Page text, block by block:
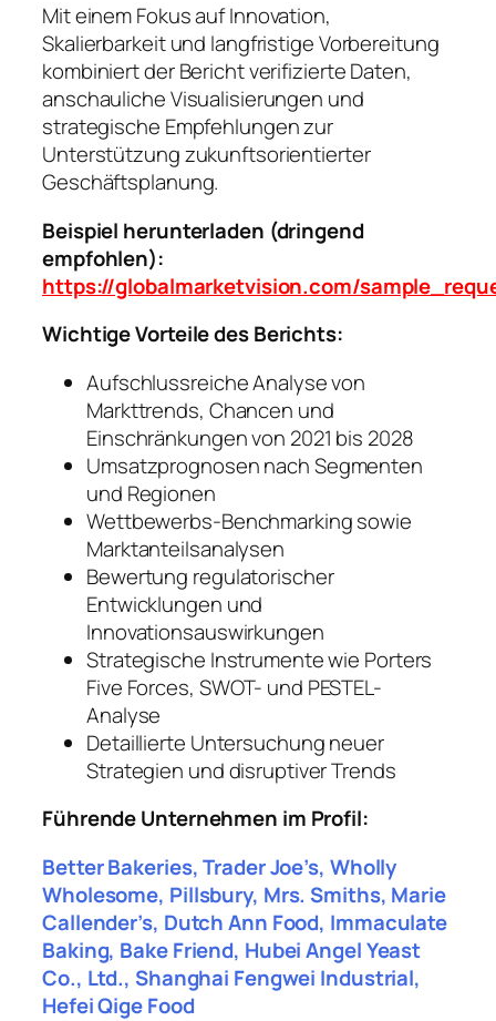
Mit einem Fokus auf Innovation,
Skalierbarkeit und langfristige Vorbereitung
kombiniert der Bericht verifizierte Daten,
anschauliche Visualisierungen und
strategische Empfehlungen zur
Unterstützung zukunftsorientierter
Geschäftsplanung.
Beispiel herunterladen (dringend
empfohlen):
https://globalmarketvision.com/
Wichtige Vorteile des Berichts:
Aufschlussreiche Analyse von
Markttrends, Chancen und
Einschränkungen von 2021 bis 2028
Umsatzprognosen nach Segmenten
und Regionen
Wettbewerbs-Benchmarking sowie
Marktanteilsanalysen
Bewertung regulatorischer
Entwicklungen und
Innovationsauswirkungen
Strategische Instrumente wie Porters
Five Forces, SWOT- und PESTEL-
Analyse
Detaillierte Untersuchung neuer
Strategien und disruptiver Trends
Führende Unternehmen im Profil:
Better Bakeries, Trader Joe’s, Wholly
Wholesome, Pillsbury, Mrs. Smiths, Marie
Callender’s, Dutch Ann Food, Immaculate
Baking, Bake Friend, Hubei Angel Yeast
Co., Ltd., Shanghai Fengwei Industrial,
Hefei Qige Food